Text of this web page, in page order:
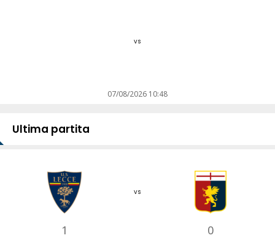
vs
07/08/2026 10:48
Ultima partita
1
vs
0